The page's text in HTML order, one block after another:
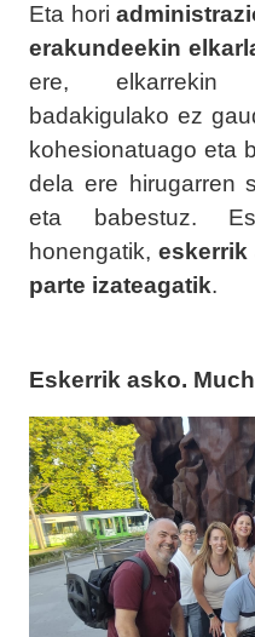
Eta hori
erakundeekin
ere, elkarrekin
badakigulako ez
kohesionatuago eta
dela ere hirugarren
eta babestuz.
honengatik, eskerrik
parte izateagatik.
Eskerrik asko.